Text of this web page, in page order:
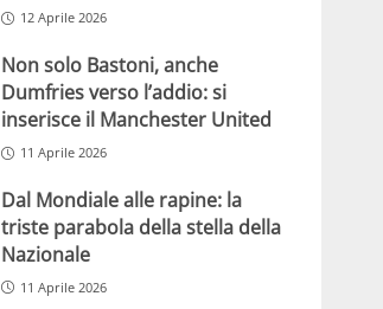
12 Aprile 2026
Non solo Bastoni, anche
Dumfries verso l’addio: si
inserisce il Manchester United
11 Aprile 2026
Dal Mondiale alle rapine: la
triste parabola della stella della
Nazionale
11 Aprile 2026